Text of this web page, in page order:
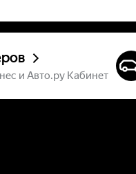
и Авто.ру Кабинет